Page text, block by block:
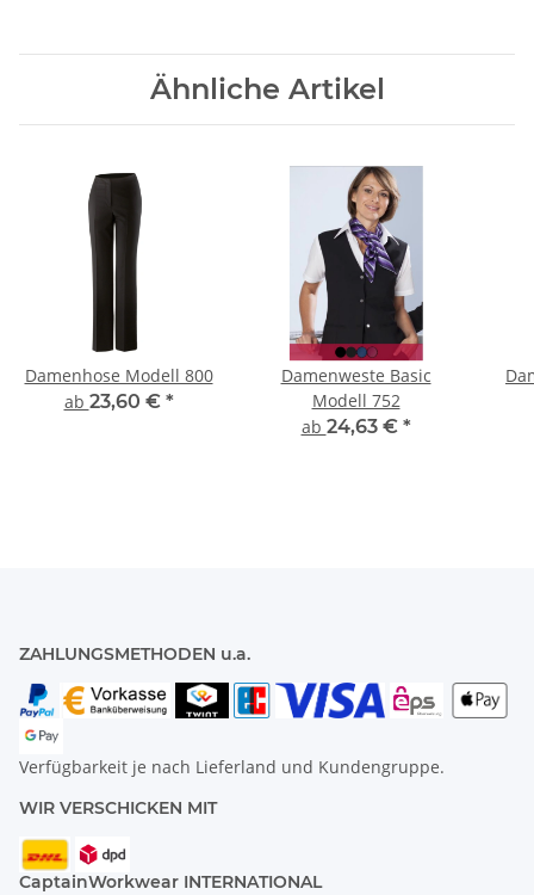
Ähnliche Artikel
Damenhose Modell 800
ab 23,60 € *
Damenweste Basic
Modell 752
ab 24,63 € *
ZAHLUNGSMETHODEN u.a.
Verfügbarkeit je nach Lieferland und Kundengruppe.
WIR VERSCHICKEN MIT
CaptainWorkwear INTERNATIONAL